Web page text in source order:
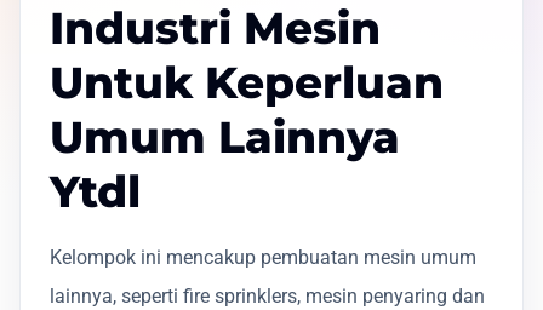
Industri Mesin
Untuk Keperluan
Umum Lainnya
Ytdl
Kelompok ini mencakup pembuatan mesin umum
lainnya, seperti fire sprinklers, mesin penyaring dan